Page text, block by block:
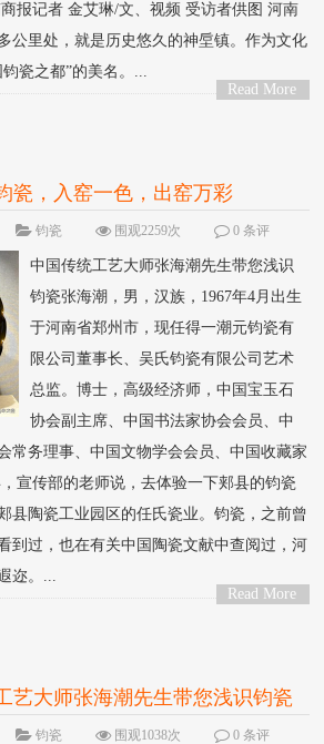
报记者 金艾琳/文、视频 受访者供图 河南
公里处，就是历史悠久的神垕镇。作为文化
瓷之都”的美名。...
Read More
瓷，入窑一色，出窑万彩
钧瓷 围观2259次
0 条评
中国传统工艺大师张海潮先生带您浅识
钧瓷张海潮，男，汉族，1967年4月出生
于河南省郑州市，现任得一潮元钧瓷有
限公司董事长、吴氏钧瓷有限公司艺术
总监。博士，高级经济师，中国宝玉石
协会副主席、中国书法家协会会员、中
常务理事、中国文物学会会员、中国收藏家
宣传部的老师说，去体验一下郏县的钧瓷
陶瓷工业园区的任氏瓷业。钧瓷，之前曾
到过，也在有关中国陶瓷文献中查阅过，河
迩。...
Read More
艺大师张海潮先生带您浅识钧瓷
钧瓷 围观1038次
0 条评